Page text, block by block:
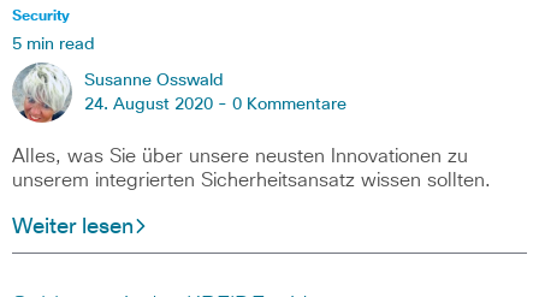
Security
5 min read
Susanne Osswald
24. August 2020 - 0 Kommentare
Alles, was Sie über unsere neusten Innovationen zu
unserem integrierten Sicherheitsansatz wissen sollten.
Weiter lesen